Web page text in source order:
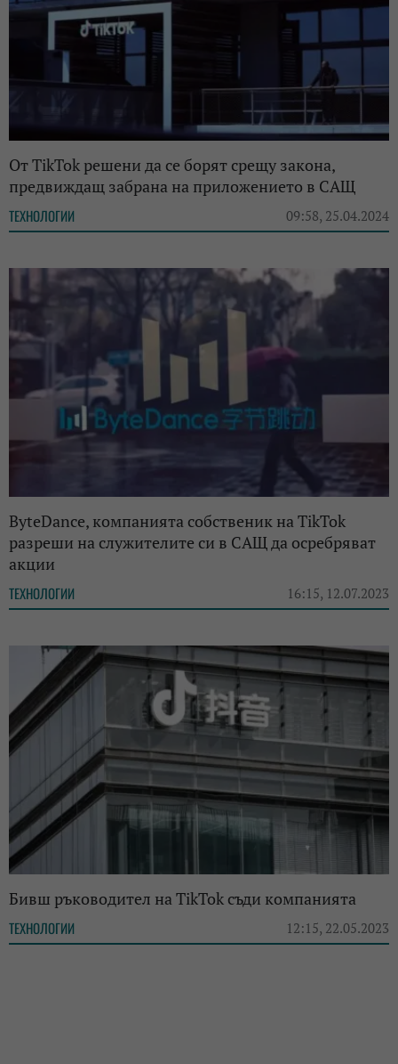
От TikTok решени да се борят срещу закона,
предвиждащ забрана на приложението в САЩ
ТЕХНОЛОГИИ 09:58, 25.04.2024
ByteDance, компанията собственик на TikTok
разреши на служителите си в САЩ да осребряват
акции
ТЕХНОЛОГИИ 16:15, 12.07.2023
Бивш ръководител на TikTok съди компанията
ТЕХНОЛОГИИ 12:15, 22.05.2023